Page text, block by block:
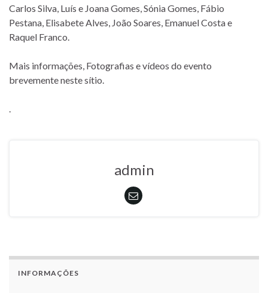
Carlos Silva, Luís e Joana Gomes, Sónia Gomes, Fábio
Pestana, Elisabete Alves, João Soares, Emanuel Costa e
Raquel Franco.
Mais informações, Fotografias e vídeos do evento
brevemente neste sítio.
.
admin
INFORMAÇÕES